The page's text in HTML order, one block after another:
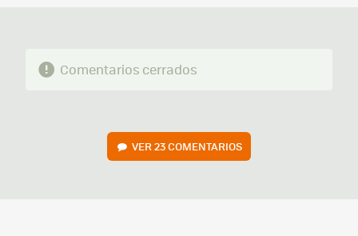
Comentarios cerrados
VER 23 COMENTARIOS